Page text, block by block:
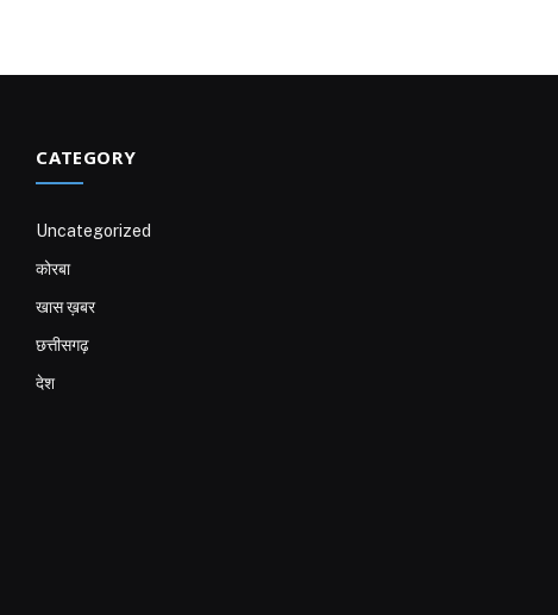
CATEGORY
Uncategorized
कोरबा
खास ख़बर
छत्तीसगढ़
देश